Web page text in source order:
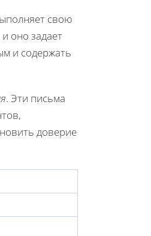
свою
оно задает
и содержать
. Эти письма
доверие